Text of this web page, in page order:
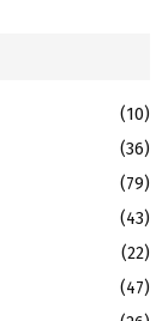
A
R
H
(10)
(36)
(79)
(43)
(22)
(47)